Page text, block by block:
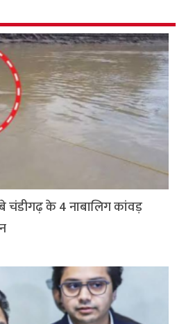
n
k
चंडीगढ़ के 4 नाबालिग कांवड़